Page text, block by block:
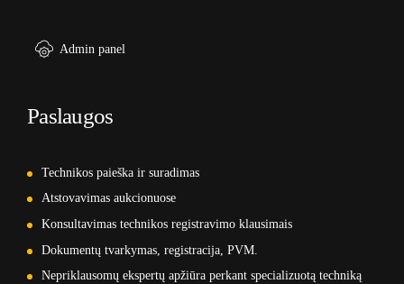
Admin panel
Paslaugos
Technikos paieška ir suradimas
Atstovavimas aukcionuose
Konsultavimas technikos registravimo klausimais
Dokumentų tvarkymas, registracija, PVM.
Nepriklausomų ekspertų apžiūra perkant specializuotą techniką